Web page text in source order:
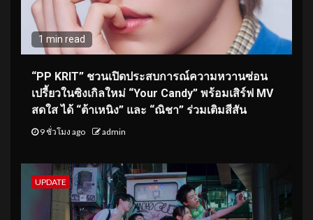
1 min read
“PP KRIT” ชวนเปิดประสบการณ์ความหวานซ่อน
เปรี้ยวในซิงเกิลใหม่ “Your Candy” พร้อมเสิร์ฟ MV
สดใส ได้ “ต้าเหนิง” และ “ณิชา” ร่วมเติมสีสัน
9 ชั่วโมง ago admin
UPDATE